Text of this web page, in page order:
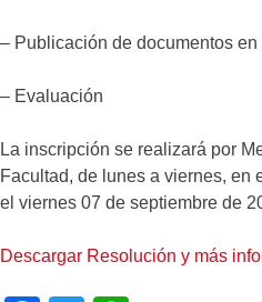
– Publicación de documentos en
– Evaluación
La inscripción se realizará por
Facultad, de lunes a viernes, en
el viernes 07 de septiembre de
Descargar Resolución y más